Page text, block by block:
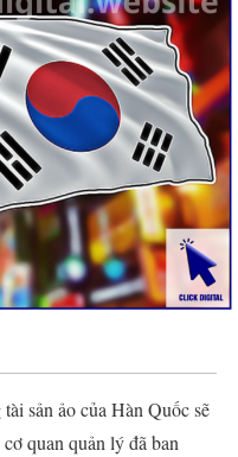
sản ảo của Hàn Quốc sẽ
quan quản lý đã ban